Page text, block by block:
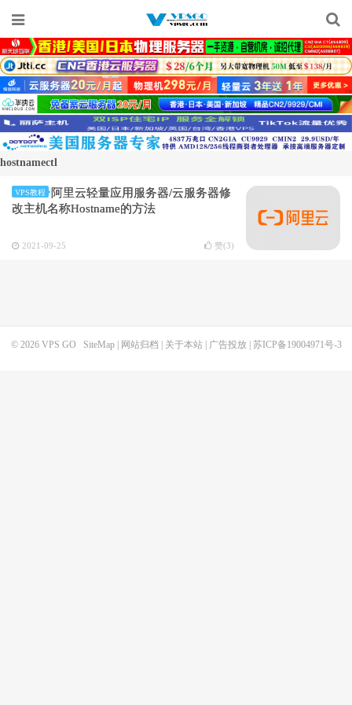
hostnamectl
VPS教程
阿里云轻量应用服务器/云服务器修
改主机名称Hostname的方法
2021-09-25 赞(3)
© 2026 VPS GO SiteMap| 网站归档 关于本站| 广告投放| 苏ICP备19004971号-3